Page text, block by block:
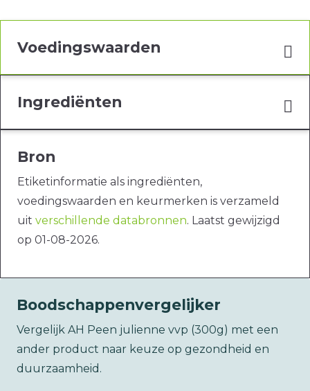
Voedingswaarden
Ingrediënten
Bron
Etiketinformatie als ingrediënten,
voedingswaarden en keurmerken is verzameld
uit verschillende databronnen. Laatst gewijzigd
op 01-08-2026.
Boodschappenvergelijker
Vergelijk AH Peen julienne vvp (300g) met een
ander product naar keuze op gezondheid en
duurzaamheid.